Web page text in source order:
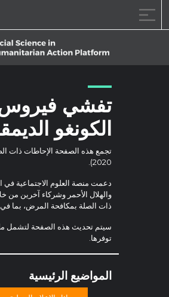
تفشي فيروس
الكونغو
2020).
دعمت منصة العلوم الاجتماعية في
والهلال الأحمر وشركاء آخرين من
ذات الصلة بمكافحة المرض، بما
سيتم تحديث هذه الصفحة لتشمل
توفرها.
المواضيع الرئيسية